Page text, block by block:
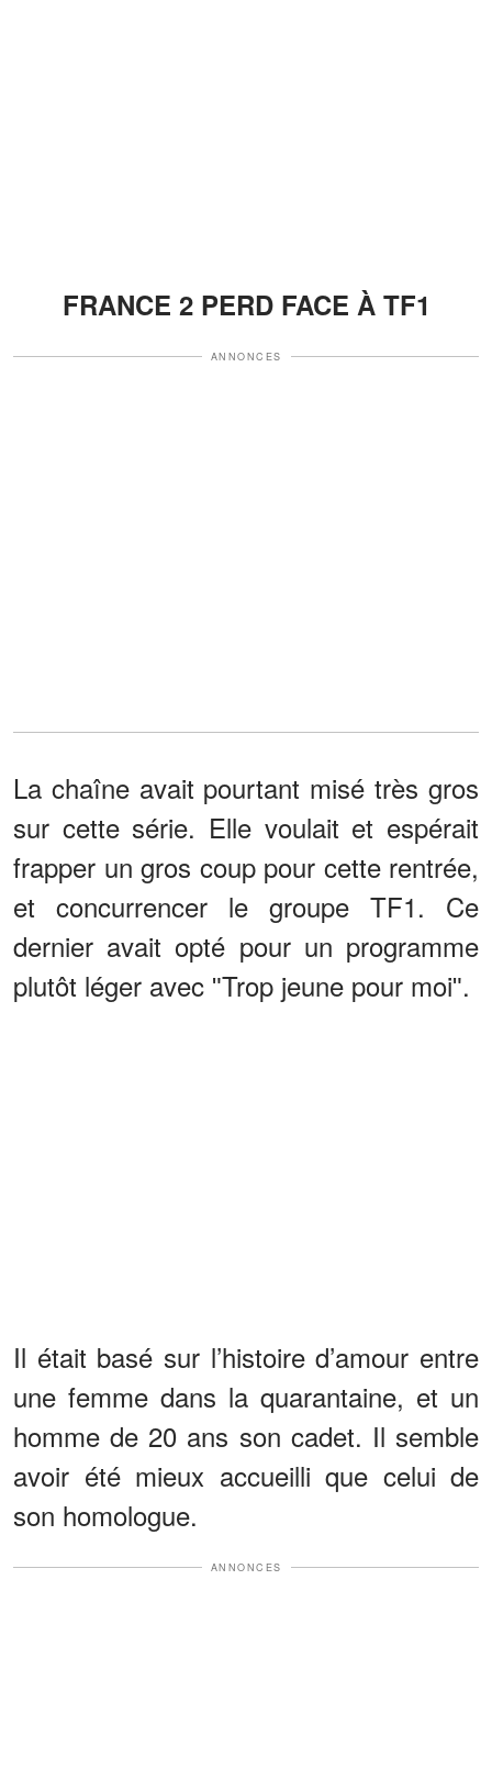
FRANCE 2 PERD FACE À TF1
ANNONCES
La chaîne avait pourtant misé très gros
sur cette série. Elle voulait et espérait
frapper un gros coup pour cette rentrée,
et concurrencer le groupe TF1. Ce
dernier avait opté pour un programme
plutôt léger avec ʺTrop jeune pour moiʺ.
Il était basé sur l’histoire d’amour entre
une femme dans la quarantaine, et un
homme de 20 ans son cadet. Il semble
avoir été mieux accueilli que celui de
son homologue.
ANNONCES